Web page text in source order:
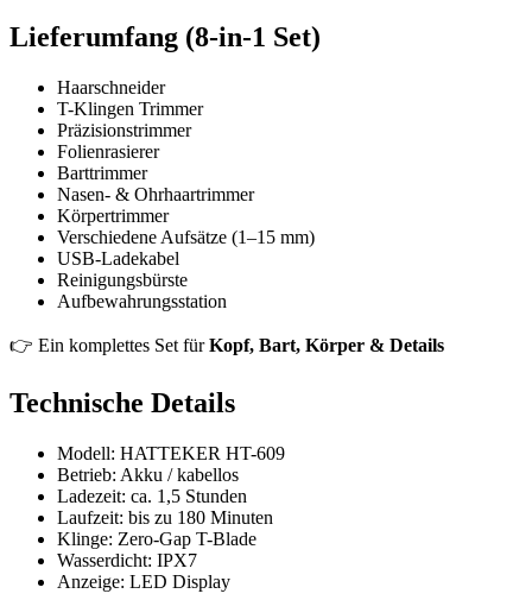
Lieferumfang (8-in-1 Set)
Haarschneider
T-Klingen Trimmer
Präzisionstrimmer
Folienrasierer
Barttrimmer
Nasen- & Ohrhaartrimmer
Körpertrimmer
Verschiedene Aufsätze (1–15 mm)
USB-Ladekabel
Reinigungsbürste
Aufbewahrungsstation
👉 Ein komplettes Set fürKopf, Bart, Körper & Details
Technische Details
Modell: HATTEKER HT-609
Betrieb: Akku / kabellos
Ladezeit: ca. 1,5 Stunden
Laufzeit: bis zu 180 Minuten
Klinge: Zero-Gap T-Blade
Wasserdicht: IPX7
Anzeige: LED Display